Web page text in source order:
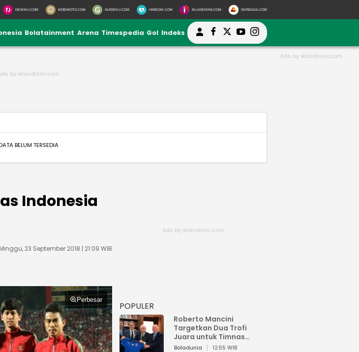
DEWIKU.COM MOBIMOTO.COM GUIDEKU.COM HIMEDIK.COM IKLANDISINI.COM SERBADA.COM
Bolatainment Arena Timespedia Gol Indeks
BELUM TERSEDIA
Indonesia
Minggu, 23 September 2018 | 21:09 WIB
Perbesar
POPULER
Roberto Mancini
Targetkan Dua Trofi
Juara untuk Timnas
Italia
Boladunia 12:55 WIB